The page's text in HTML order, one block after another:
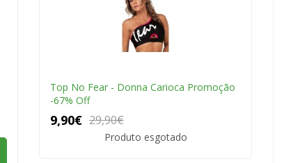
Top No Fear - Donna Carioca Promoção
-67% Off
9,90€ 29,90€
Produto esgotado